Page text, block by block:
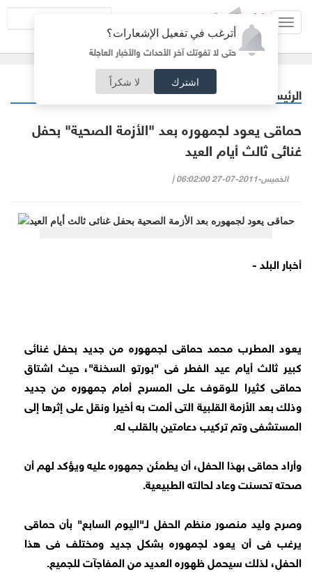
أترغب في تفعيل الإشعارات؟
حتى لا تفوتك آخر الأحداث والأخبار العاجلة
اشترك لا شكراً
الرئيسية
حماقى يعود لجمهوره بعد "الأزمة الصحية" بحفل
غنائى ثالث أيام العيد
الخميس-2011-07-27 06:02:00 |
أخبار البلد -
يعود المطرب محمد حماقى لجمهوره من جديد بحفل غنائى
كبير ثالث أيام عيد الفطر فى "بورتو السخنة"، حيث اشتاق
حماقى كثيرا للوقوف على المسرح أمام جمهوره من جديد
وذلك بعد الأزمة القلبية التى ألمت به أخيرا ونقل على إثرها إلى
المستشفى وتم تركيب دعامتين بالقلب له.
وأراد حماقى بهذا الحفل، أن يطمئن جمهوره عليه ويؤكد لهم أن
صحته تحسنت وعاد لحالته الطبيعية.
وصرح وليد منصور منظم الحفل لـ"اليوم السابع" بأن حماقى
يرغب فى أن يعود لجمهوره بشكل جديد ومختلف فى هذا
الحفل، لذلك سيحمل ظهوره العديد من المفاجآت للجميع.